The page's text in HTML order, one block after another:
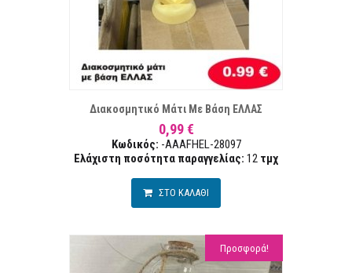
Διακοσμητικό Μάτι Με Βάση ΕΛΛΑΣ
0,99 €
Κωδικός: -AAAFHEL-28097
Ελάχιστη ποσότητα παραγγελίας: 12 τμχ
ΣΤΟ ΚΑΛΑΘΙ
Προσφορά!